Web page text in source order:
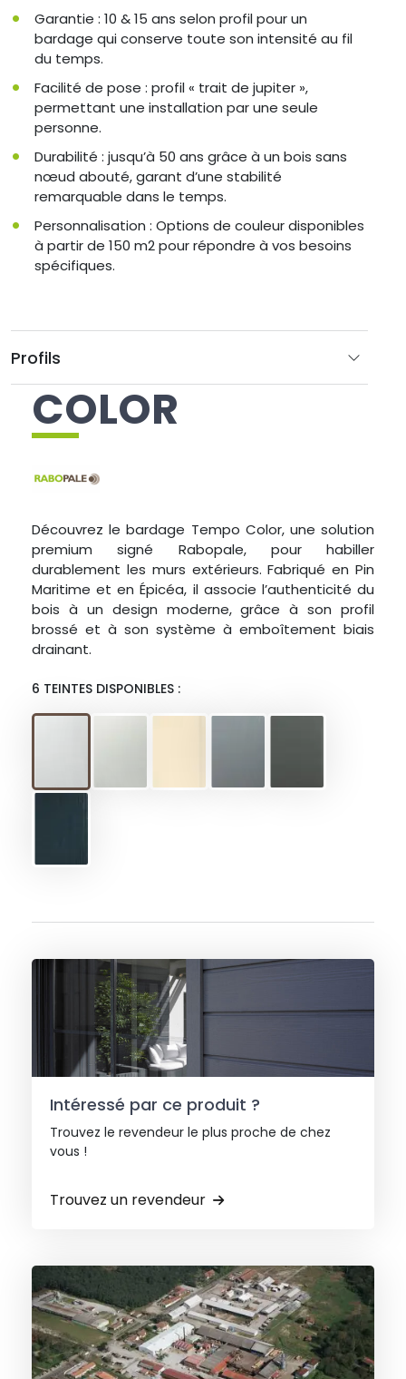
COLOR
Découvrez le bardage Tempo Color, une solution
premium signé Rabopale, pour habiller
durablement les murs extérieurs. Fabriqué en Pin
Maritime et en Épicéa, il associe l’authenticité du
bois à un design moderne, grâce à son profil
brossé et à son système à emboîtement biais
drainant.
6 TEINTES DISPONIBLES :
Intéressé par ce produit ?
Trouvez le revendeur le plus proche de chez
vous !
Trouvez un revendeur
Garantie : 10 & 15 ans selon profil pour un
bardage qui conserve toute son intensité au fil
du temps.
Facilité de pose : profil « trait de jupiter »,
permettant une installation par une seule
personne.
Durabilité : jusqu’à 50 ans grâce à un bois sans
nœud abouté, garant d’une stabilité
remarquable dans le temps.
Personnalisation : Options de couleur disponibles
à partir de 150 m2 pour répondre à vos besoins
spécifiques.
Profils